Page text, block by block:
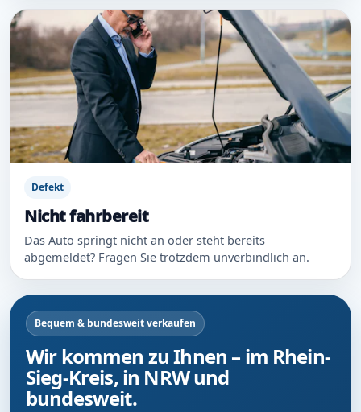
Defekt
Nicht fahrbereit
Das Auto springt nicht an oder steht bereits
abgemeldet? Fragen Sie trotzdem unverbindlich an.
Bequem & bundesweit verkaufen
Wir kommen zu Ihnen – im Rhein-
Sieg-Kreis, in NRW und
bundesweit.